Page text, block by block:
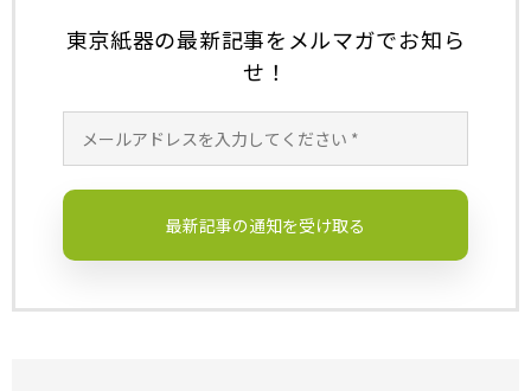
o
k
k
東京紙器の最新記事をメルマガでお知ら
せ！